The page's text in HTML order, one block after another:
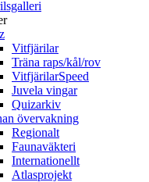
Vitfjärilar
Träna raps/kål/rov
VitfjärilarSpeed
Juvela vingar
Quizarkiv
övervakning
Regionalt
Faunaväkteri
Internationellt
Atlasprojekt